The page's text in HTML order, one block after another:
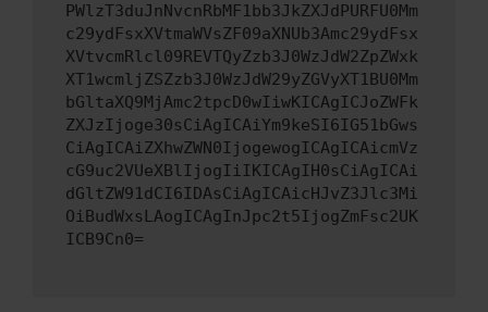
PWlzT3duJnNvcnRbMF1bb3JkZXJdPURFU0Mm
c29ydFsxXVtmaWVsZF09aXNUb3Amc29ydFsx
XVtvcmRlcl09REVTQyZzb3J0WzJdW2ZpZWxk
XT1wcmljZSZzb3J0WzJdW29yZGVyXT1BU0Mm
bGltaXQ9MjAmc2tpcD0wIiwKICAgICJoZWFk
ZXJzIjoge30sCiAgICAiYm9keSI6IG51bGws
CiAgICAiZXhwZWN0IjogewogICAgICAicmVz
cG9uc2VUeXBlIjogIiIKICAgIH0sCiAgICAi
dGltZW91dCI6IDAsCiAgICAicHJvZ3Jlc3Mi
OiBudWxsLAogICAgInJpc2t5IjogZmFsc2UK
ICB9Cn0=